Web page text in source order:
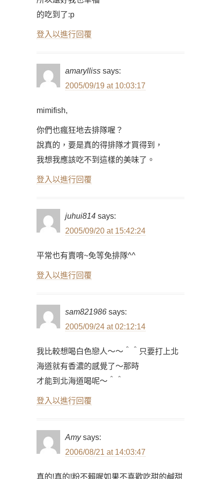
的吃到了:p
登入以進行回覆
amarylliss says:
2005/09/19 at 10:03:17
mimifish,
你們也瘋狂地去排隊喔？
說真的，要是真的得排隊才買得到，
我想我應該吃不到這樣的美味了。
登入以進行回覆
juhui814 says:
2005/09/20 at 15:42:24
平常也有賣唷~免等免排隊^^
登入以進行回覆
sam821986 says:
2005/09/24 at 02:12:14
我比較想喝白色戀人～～＾＾只要打上北
海道就有香濃的感覺了～那時
才能到北海道喝呢～＾＾
登入以進行回覆
Amy says:
2006/08/21 at 14:03:47
真的!真的!粉不賴喔如果不喜歡吃甜的鹹甜